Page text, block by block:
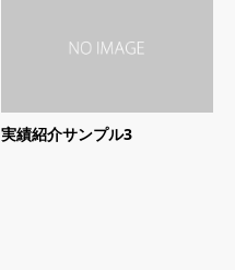
実績紹介サンプル3